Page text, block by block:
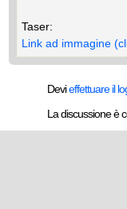
Taser:
Link ad immagine
Devieffettuare il
La discussione è